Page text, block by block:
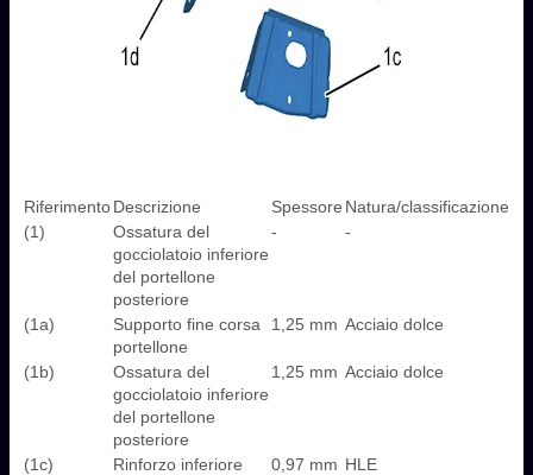
RiferimentoDescrizione Spessore Natura/classificazione
(1)
Ossatura del
gocciolatoio inferiore
del portellone
posteriore
- -
(1a)
Supporto fine corsa
portellone
1,25 mm Acciaio dolce
(1b)
Ossatura del
gocciolatoio inferiore
del portellone
posteriore
1,25 mm Acciaio dolce
(1c)
Rinforzo inferiore
0,97 mm HLE